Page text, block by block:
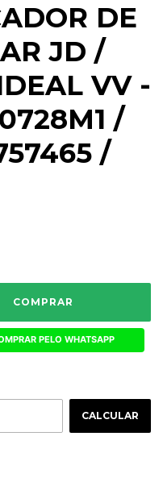
DE
JD /
VV -
/
/
PELO WHATSAPP
CALCULAR